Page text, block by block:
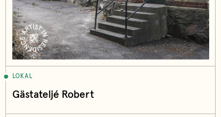
LOKAL
Gästateljé Robert